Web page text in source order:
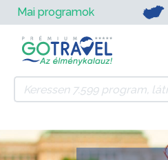
Mai programok